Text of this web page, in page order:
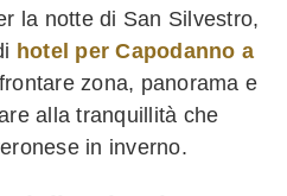
la notte di San Silvestro,
hotel per Capodanno a
zona, panorama e
alla tranquillità che
in inverno.